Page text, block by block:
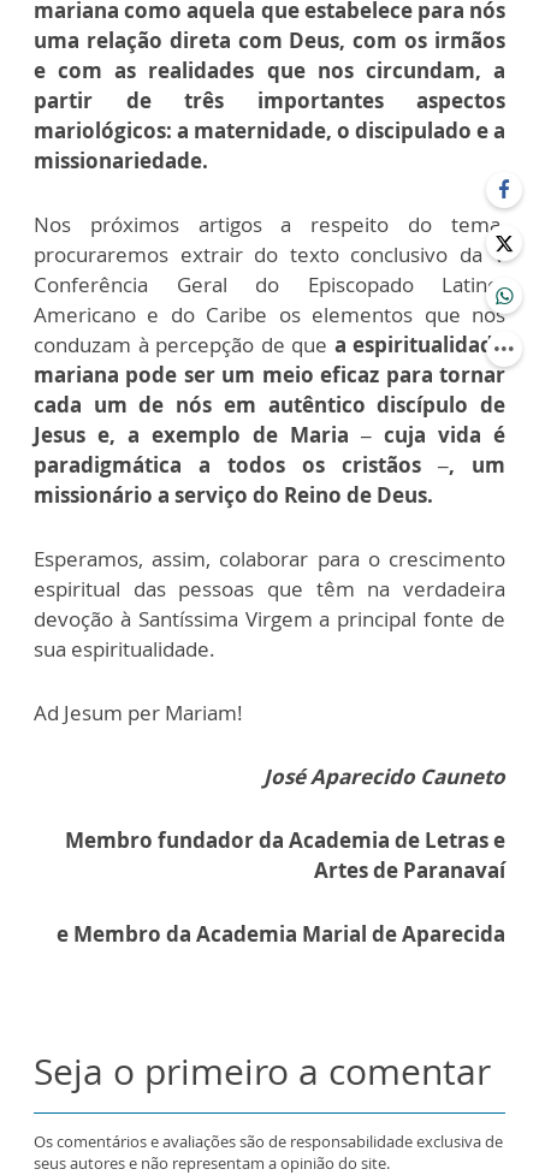
mariana como aquela que estabelece para nós
uma relação direta com Deus, com os irmãos
e com as realidades que nos circundam, a
partir de três importantes aspectos
mariológicos: a maternidade, o discipulado e a
missionariedade.
Nos próximos artigos a respeito do tema,
procuraremos extrair do texto conclusivo da V
Conferência Geral do Episcopado Latino-
Americano e do Caribe os elementos que nos
conduzam à percepção de que a espiritualidade
mariana pode ser um meio eficaz para tornar
cada um de nós em autêntico discípulo de
Jesus e, a exemplo de Maria – cuja vida é
paradigmática a todos os cristãos –, um
missionário a serviço do Reino de Deus.
Esperamos, assim, colaborar para o crescimento
espiritual das pessoas que têm na verdadeira
devoção à Santíssima Virgem a principal fonte de
sua espiritualidade.
Ad Jesum per Mariam!
José Aparecido Cauneto
Membro fundador da Academia de Letras e
Artes de Paranavaí
e Membro da Academia Marial de Aparecida
Seja o primeiro a comentar
Os comentários e avaliações são de responsabilidade exclusiva de
seus autores e não representam a opinião do site.